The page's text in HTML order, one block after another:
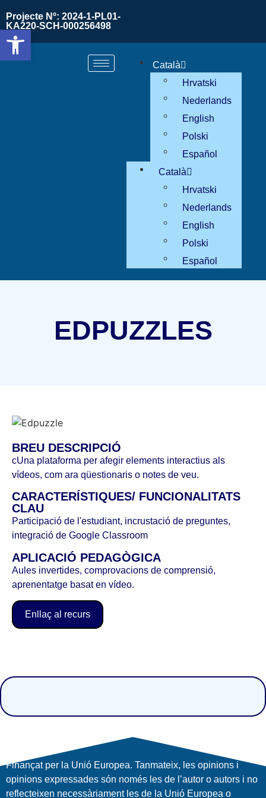
Projecte Nº: 2024-1-PL01-
KA220-SCH-000256498
Català
Hrvatski
Nederlands
English
Polski
Español
Català
Hrvatski
Nederlands
English
Polski
Español
EDPUZZLES
BREU DESCRIPCIÓ
cUna plataforma per afegir elements interactius als
vídeos, com ara qüestionaris o notes de veu.
CARACTERÍSTIQUES/ FUNCIONALITATS
CLAU
Participació de l'estudiant, incrustació de preguntes,
integració de Google Classroom
APLICACIÓ PEDAGÒGICA
Aules invertides, comprovacions de comprensió,
aprenentatge basat en vídeo.
Enllaç al recurs
Finançat per la Unió Europea. Tanmateix, les opinions i
opinions expressades són només les de l’autor o autors i no
reflecteixen necessàriament les de la Unió Europea o
Obre la barra d'eines